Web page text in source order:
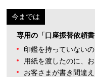
専用の「口座振替依頼
印鑑を持っていない
用紙を渡したのに、
お客さまが書き間違